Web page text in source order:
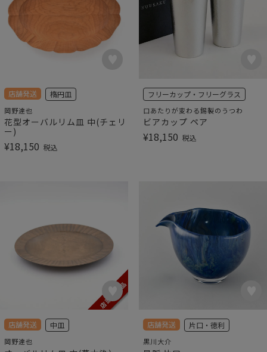
店舗発送 楕円皿
岡野達也
花型オーバルリム皿 中(チェリ
ー)
¥18,150 税込
フリーカップ・フリーグラス
口あたりが変わる錫製のうつわ
ビアカップ ペア
¥18,150 税込
店舗発送 中皿
岡野達也
店舗発送 片口・徳利
黒川大介